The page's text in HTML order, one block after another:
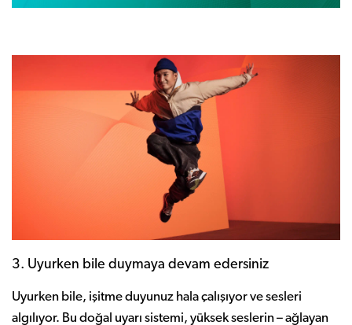
3. Uyurken bile duymaya devam edersiniz
Uyurken bile, işitme duyunuz hala çalışıyor ve sesleri
algılıyor. Bu doğal uyarı sistemi, yüksek seslerin – ağlayan